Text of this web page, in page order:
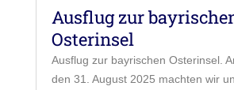
Ausflug zur
Osterinsel
Ausflug zur bayrischen Osterinsel.
den 31. August 2025 machten wir